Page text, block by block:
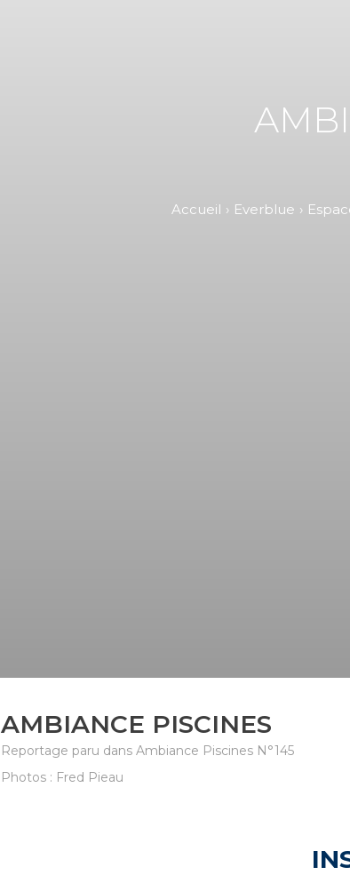
Accueil Everblue
AMBIANCE PISCINES
Reportage paru dans Ambiance Piscines N°145
Photos : Fred Pieau